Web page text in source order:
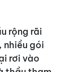
rộng rãi
nhiều gói
rơi vào